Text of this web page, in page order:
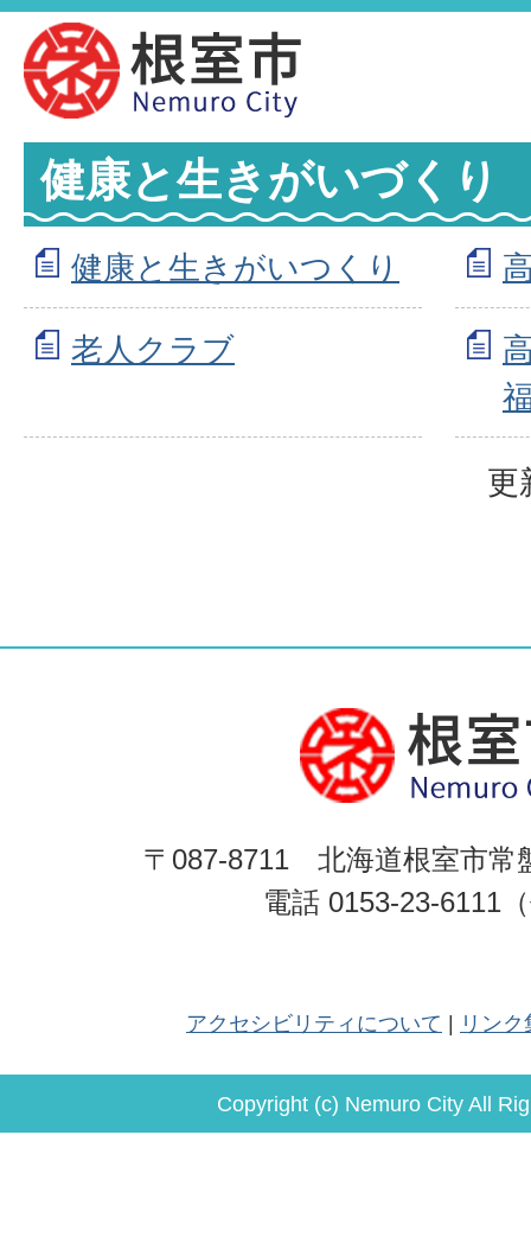
健康と生きがいづくり
健康と生きがいつくり
老人クラブ
更
〒087-8711 北海道根室市常
電話 0153-23-6111
アクセシビリティについて リンク
Copyright (c) Nemuro City All